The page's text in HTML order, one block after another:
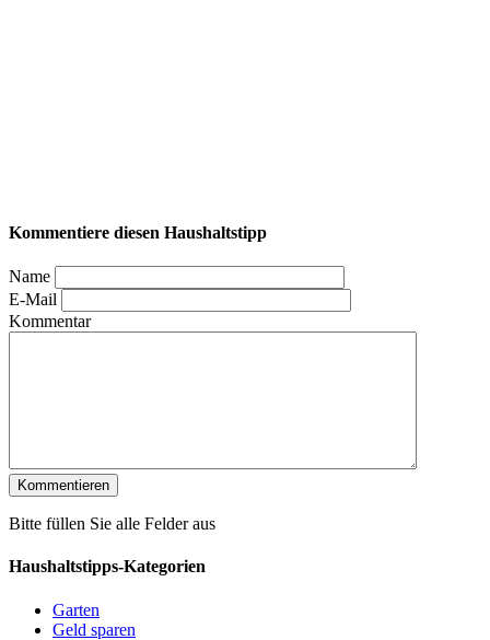
Kommentiere diesen Haushaltstipp
Name
E-Mail
Kommentar
Bitte füllen Sie alle Felder aus
Haushaltstipps-Kategorien
Garten
Geld sparen